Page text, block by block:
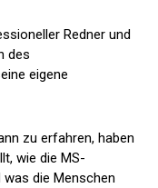
Redner und
des
eigene
zu erfahren, haben
wie die MS-
die Menschen